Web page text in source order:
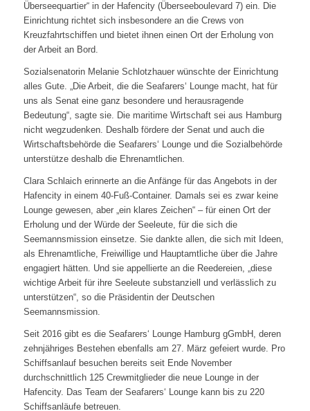
Überseequartier“ in der Hafencity (Überseeboulevard 7) ein. Die
Einrichtung richtet sich insbesondere an die Crews von
Kreuzfahrtschiffen und bietet ihnen einen Ort der Erholung von
der Arbeit an Bord.
Sozialsenatorin Melanie Schlotzhauer wünschte der Einrichtung
alles Gute. „Die Arbeit, die die Seafarers‘ Lounge macht, hat für
uns als Senat eine ganz besondere und herausragende
Bedeutung“, sagte sie. Die maritime Wirtschaft sei aus Hamburg
nicht wegzudenken. Deshalb fördere der Senat und auch die
Wirtschaftsbehörde die Seafarers‘ Lounge und die Sozialbehörde
unterstütze deshalb die Ehrenamtlichen.
Clara Schlaich erinnerte an die Anfänge für das Angebots in der
Hafencity in einem 40-Fuß-Container. Damals sei es zwar keine
Lounge gewesen, aber „ein klares Zeichen“ – für einen Ort der
Erholung und der Würde der Seeleute, für die sich die
Seemannsmission einsetze. Sie dankte allen, die sich mit Ideen,
als Ehrenamtliche, Freiwillige und Hauptamtliche über die Jahre
engagiert hätten. Und sie appellierte an die Reedereien, „diese
wichtige Arbeit für ihre Seeleute substanziell und verlässlich zu
unterstützen“, so die Präsidentin der Deutschen
Seemannsmission.
Seit 2016 gibt es die Seafarers‘ Lounge Hamburg gGmbH, deren
zehnjähriges Bestehen ebenfalls am 27. März gefeiert wurde. Pro
Schiffsanlauf besuchen bereits seit Ende November
durchschnittlich 125 Crewmitglieder die neue Lounge in der
Hafencity. Das Team der Seafarers‘ Lounge kann bis zu 220
Schiffsanläufe betreuen.